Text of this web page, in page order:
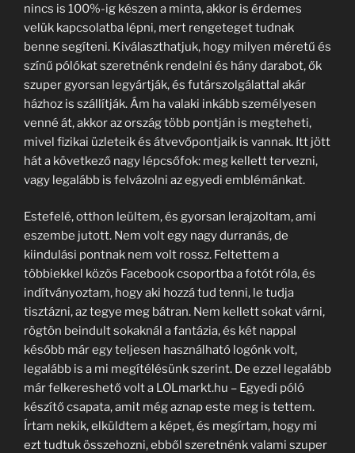
nincs is 100%-ig készen a minta, akkor is érdemes
velük kapcsolatba lépni, mert rengeteget tudnak
benne segíteni. Kiválaszthatjuk, hogy milyen méretű és
színű pólókat szeretnénk rendelni és hány darabot, ők
szuper gyorsan legyártják, és futárszolgálattal akár
házhoz is szállítják. Ám ha valaki inkább személyesen
venné át, akkor az ország több pontján is megteheti,
mivel fizikai üzleteik és átvevőpontjaik is vannak. Itt jött
hát a következő nagy lépcsőfok: meg kellett tervezni,
vagy legalább is felvázolni az egyedi emblémánkat.
Estefelé, otthon leültem, és gyorsan lerajzoltam, ami
eszembe jutott. Nem volt egy nagy durranás, de
kiindulási pontnak nem volt rossz. Feltettem a
többiekkel közös Facebook csoportba a fotót róla, és
indítványoztam, hogy aki hozzá tud tenni, le tudja
tisztázni, az tegye meg bátran. Nem kellett sokat várni,
rögtön beindult sokaknál a fantázia, és két nappal
később már egy teljesen használható logónk volt,
legalább is a mi megítélésünk szerint. De ezzel legalább
már felkereshető volt a LOLmarkt.hu – Egyedi póló
készítő csapata, amit még aznap este meg is tettem.
Írtam nekik, elküldtem a képet, és megírtam, hogy mi
ezt tudtuk összehozni, ebből szeretnénk valami szuper